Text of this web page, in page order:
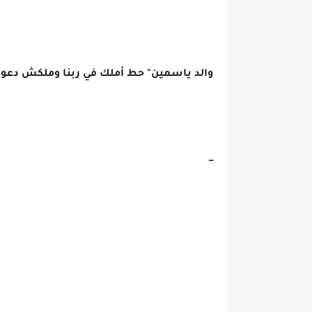
والد ياسمين" حط أملك في ربنا وملكش
_